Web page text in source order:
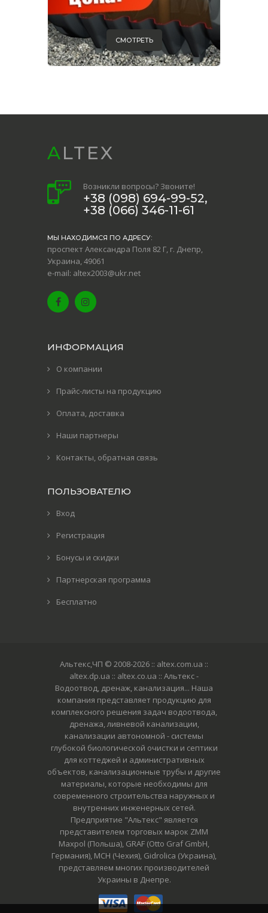
СМОТРЕТЬ
ALTEX
Возникли вопросы? Звоните!
+38 (098) 694-99-52,
+38 (066) 346-11-61
МЫ НАХОДИМСЯ ПО АДРЕСУ:
проспект Александра Поля 82 Г, г. Днепр,
Украина, 49061
e-mail: altex2003@ukr.net
ИНФОРМАЦИЯ
О компании
Прайс-листы на продукцию
Оплата, доставка
Наши партнеры
Контакты, обратная связь
ПОЛЬЗОВАТЕЛЮ
Вход
Регистрация
Бонусы и скидки
Партнерская программа
Бесплатно
Альтекс,ЧП © 2008-2026 :: altex.com.ua ::
altex.dp.ua :: altex.co.ua :: Альтекс -
Водоотвод, дренаж, канализация... Наша
компания представляет продукцию для
комплексного решения задач водоотвода,
дренажа, ливневой канализации,
канализации автономной - системы
глубокой биологической очистки и септики
для коттеджей и административных
объектов, канализационные трубы и другие
материалы, которые необходимы для
современного строительства наружных и
внутренних инженерных сетей.
Предприятие "Альтекс" является
представителем торговых марок ZMM
Maxpol (Польша), GRAF (Otto Graf GmbH,
Германия), MCH (Чехия), Gidrolica (Украина),
представляем многих производителей
Украины в Днепре.